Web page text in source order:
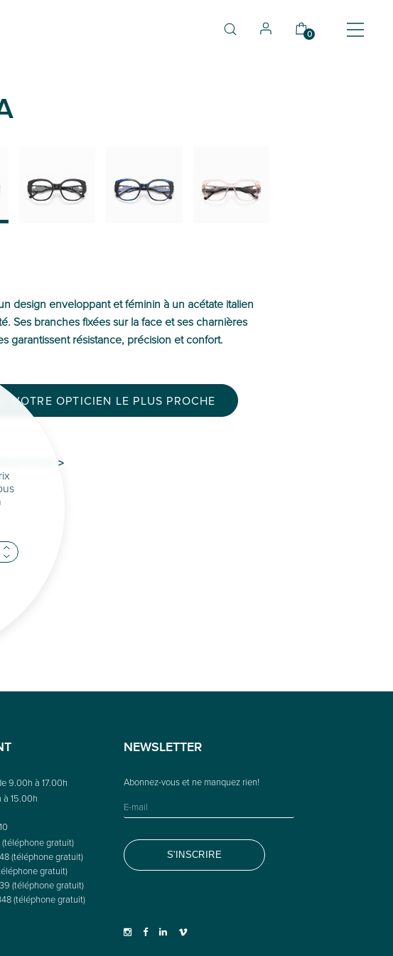
0
design enveloppant et féminin à un acétate italien
Ses branches fixées sur la face et ses charnières
garantissent résistance, précision et confort.
VOTRE OPTICIEN LE PLUS PROCHE
>
9.00h à 17.00h
à 15.00h
gratuit)
(téléphone gratuit)
gratuit)
(téléphone gratuit)
(téléphone gratuit)
NEWSLETTER